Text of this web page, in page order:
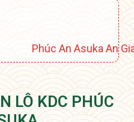
LÔ KDC PHÚC